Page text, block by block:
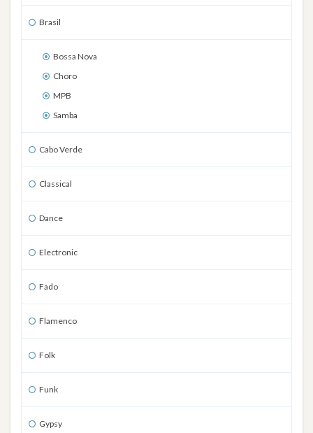
Brasil
Bossa Nova
Choro
MPB
Samba
Cabo Verde
Classical
Dance
Electronic
Fado
Flamenco
Folk
Funk
Gypsy